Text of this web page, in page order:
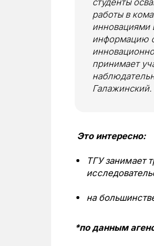
студенты
работы в
инновациями
информацию
принимает
Галажинский.
Это интересно:
ТГУ занимает
на
*по данным